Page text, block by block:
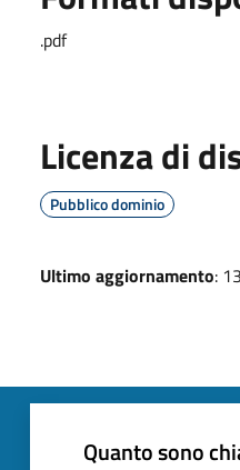
.pdf
Licenza di
Pubblico dominio
Ultimo aggiornamento:
Quanto sono